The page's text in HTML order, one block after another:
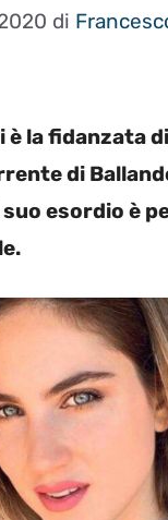
di
è la fidanzata
di
esordio è